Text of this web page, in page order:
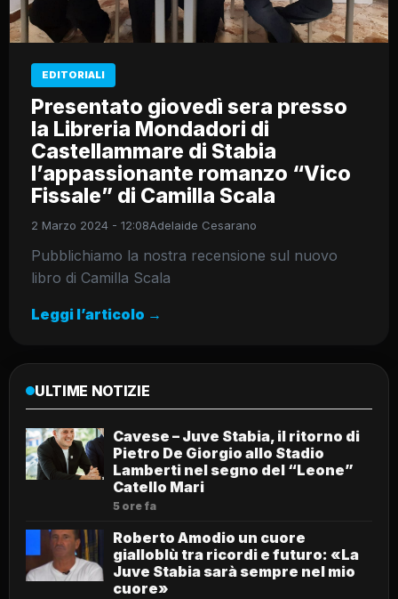
EDITORIALI
Presentato giovedì sera presso
la Libreria Mondadori di
Castellammare di Stabia
l’appassionante romanzo “Vico
Fissale” di Camilla Scala
2 Marzo 2024 - 12:08Adelaide Cesarano
Pubblichiamo la nostra recensione sul nuovo
libro di Camilla Scala
Leggi l’articolo →
ULTIME NOTIZIE
Cavese – Juve Stabia, il ritorno di
Pietro De Giorgio allo Stadio
Lamberti nel segno del “Leone”
Catello Mari
5 ore fa
Roberto Amodio un cuore
gialloblù tra ricordi e futuro: «La
Juve Stabia sarà sempre nel mio
cuore»